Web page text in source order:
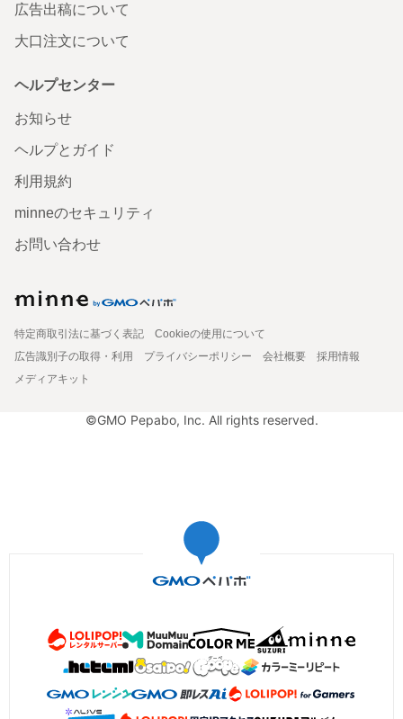
広告出稿について
大口注文について
ヘルプセンター
お知らせ
ヘルプとガイド
利用規約
minneのセキュリティ
お問い合わせ
特定商取引法に基づく表記
Cookieの使用について
広告識別子の取得・利用
プライバシーポリシー 会社概要
採用情報
メディアキット
©GMO Pepabo, Inc. All rights reserved.